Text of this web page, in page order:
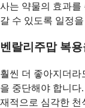
사는 약물의 효과를
갈 수 있도록 일정
벤랄리주맙 복
훨씬 더 좋아지더
을 중단해야 합니
재적으로 심각한 천